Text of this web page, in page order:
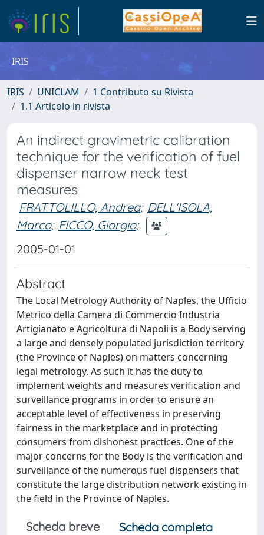
IRIS
IRIS UNICLAM
1 Contributo su Rivista
1.1 Articolo in rivista
An indirect gravimetric calibration
technique for the verification of fuel
dispenser narrow neck test
measures
FRATTOLILLO, Andrea; DELL'ISOLA,
Marco; FICCO, Giorgio;
2005-01-01
Abstract
The Local Metrology Authority of Naples, the Ufficio
Metrico della Camera di Commercio Industria
Artigianato e Agricoltura di Napoli is a Body serving
a large and densely populated jurisdiction territory
(the Province of Naples) on matters concerning
legal metrology. As such it has the duty to
implement weights and measures verification and
surveillance programs in order to ensure an
acceptable level of effectiveness in preserving
fairness in the marketplace and in protecting
consumers from dishonest practices. One of the
major concerns for the Body is the verification and
surveillance of the numerous fuel dispensers that
constitute the large distribution network existing in
the field in the Province of Naples.
Scheda breve
Scheda completa